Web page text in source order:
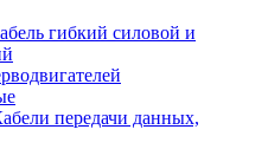
гибкий силовой и
передачи данных,